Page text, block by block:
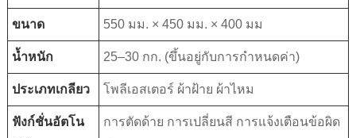
ขนาด 550 มม. × 450 มม. × 400 มม
น้ำหนัก 25–30 กก. (ขึ้นอยู่กับการกำหนดค่า)
ประเภทเกลียว โพลีเอสเตอร์ ผ้าฝ้าย ผ้าไหม
ฟังก์ชั่นอัตโน
การตัดด้าย การเปลี่ยนสี การแจ้งเตือนข้อผิด